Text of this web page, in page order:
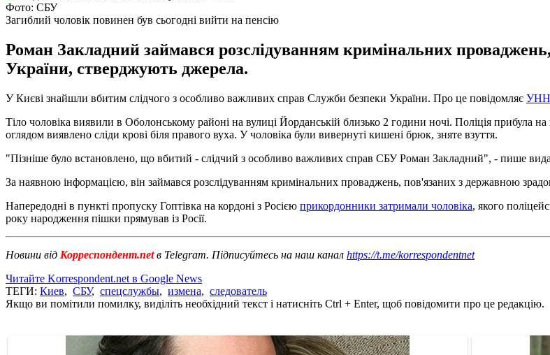
Фото: СБУ
Загиблий чоловік повинен був сьогодні вийти на пенсію
Роман Закладний займався розслідуванням кримінальних
України, стверджують джерела.
У Києві знайшли вбитим слідчого з особливо важливих справ Служби безпеки України. Про це повідомляє УНН
Тіло чоловіка виявили в Оболонському районі на вулиці Йорданській близько 2 години ночі. Поліція прибула
оглядом виявлено сліди крові біля правого вуха. У чоловіка були вивернуті кишені брюк, зняте взуття.
"Пізніше було встановлено, що вбитий - слідчий з особливо важливих справ СБУ Роман Закладний", - пише
За наявною інформацією, він займався розслідуванням кримінальних проваджень, пов'язаних з державною
Напередодні в пункті пропуску Гоптівка на кордоні з Росією прикордонники затримали чоловіка, якого
року народження пішки прямував із Росії.
Новини від Корреспондент.netв Telegram. Підписуйтесь на наш канал https://t.me/korrespondentnet
Читайте Korrespondent.net в Google News
ТЕГИ: Киев, СБУ, спецслужбы, измена, следователь
Якщо ви помітили помилку, виділіть необхідний текст і натисніть Ctrl + Enter, щоб повідомити про це редакцію.